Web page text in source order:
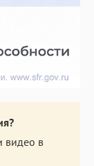
видео в